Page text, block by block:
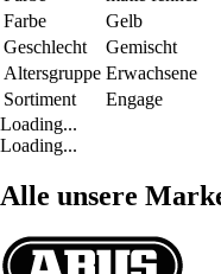
Farbe
Gelb
Geschlecht
Gemischt
Altersgruppe Erwachsene
Sortiment
Engage
Loading...
Loading...
Alle unsere